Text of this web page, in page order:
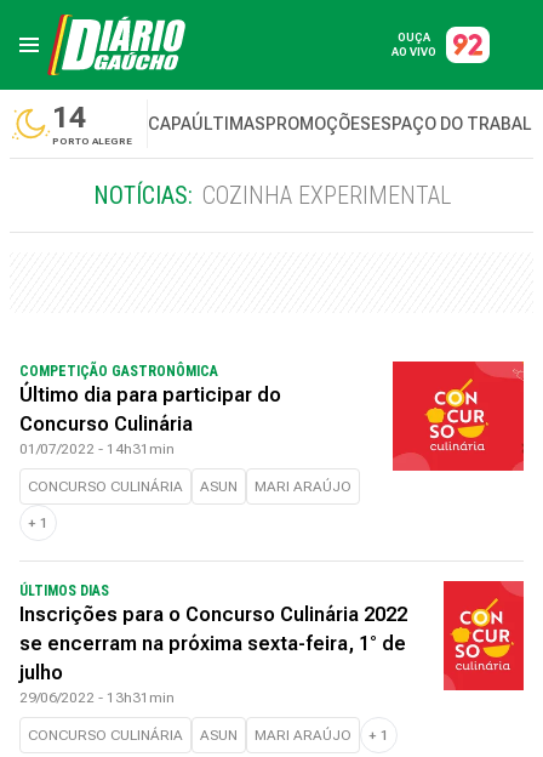
OUÇA
AO VIVO
14
PORTO ALEGRE
CAPAÚLTIMASPROMOÇÕESESPAÇO DO
NOTÍCIAS: COZINHA EXPERIMENTAL
COMPETIÇÃO GASTRONÔMICA
Último dia para participar do
Concurso Culinária
01/07/2022 - 14h31min
CONCURSO CULINÁRIA ASUN MARI ARAÚJO
+ 1
ÚLTIMOS DIAS
Inscrições para o Concurso Culinária 2022
se encerram na próxima sexta-feira, 1° de
julho
29/06/2022 - 13h31min
CONCURSO CULINÁRIA ASUN MARI ARAÚJO + 1